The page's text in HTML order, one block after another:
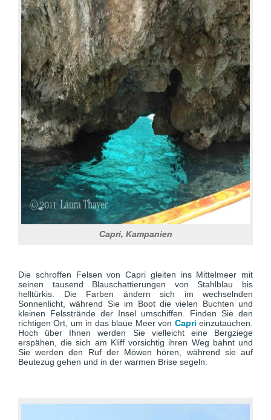
Capri, Kampanien
Die schroffen Felsen von Capri gleiten ins Mittelmeer mit
seinen tausend Blauschattierungen von Stahlblau bis
helltürkis. Die Farben ändern sich im wechselnden
Sonnenlicht, während Sie im Boot die vielen Buchten und
kleinen Felsstrände der Insel umschiffen. Finden Sie den
richtigen Ort, um in das blaue Meer von Capri einzutauchen.
Hoch über Ihnen werden Sie vielleicht eine Bergziege
erspähen, die sich am Kliff vorsichtig ihren Weg bahnt und
Sie werden den Ruf der Möwen hören, während sie auf
Beutezug gehen und in der warmen Brise segeln.